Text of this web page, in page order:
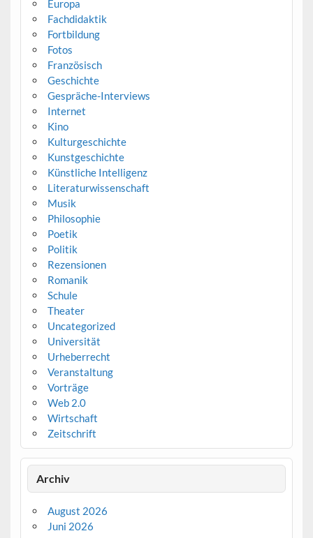
Europa
Fachdidaktik
Fortbildung
Fotos
Französisch
Geschichte
Gespräche-Interviews
Internet
Kino
Kulturgeschichte
Kunstgeschichte
Künstliche Intelligenz
Literaturwissenschaft
Musik
Philosophie
Poetik
Politik
Rezensionen
Romanik
Schule
Theater
Uncategorized
Universität
Urheberrecht
Veranstaltung
Vorträge
Web 2.0
Wirtschaft
Zeitschrift
Archiv
August 2026
Juni 2026